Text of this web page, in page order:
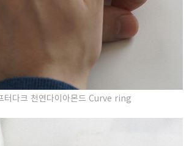
터다크 천연다이아몬드 Curve ring